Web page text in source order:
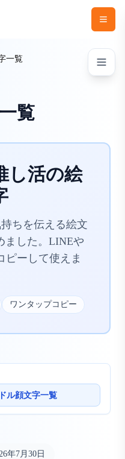
一覧
覧
し活の絵
ちを伝える絵文
ました。LINEや
ピーして使えま
ワンタップコピー
ル顔文字一覧
年7月30日